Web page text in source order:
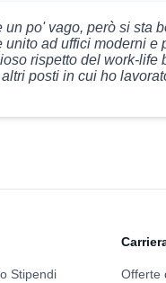
po' vago, però si sta
ad uffici moderni e
rispetto del work-life
posti in cui ho
Stipendi
Offerte